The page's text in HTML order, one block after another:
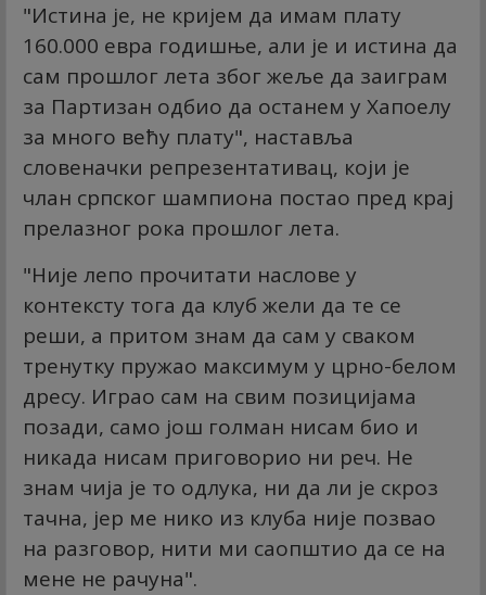
"Истина је, не кријем да имам плату
160.000 евра годишње, али је и истина да
сам прошлог лета због жеље да заиграм
за Партизан одбио да останем у Хапоелу
за много већу плату", наставља
словеначки репрезентативац, који је
члан српског шампиона постао пред крај
прелазног рока прошлог лета.
"Није лепо прочитати наслове у
контексту тога да клуб жели да те се
реши, а притом знам да сам у сваком
тренутку пружао максимум у црно-белом
дресу. Играо сам на свим позицијама
позади, само још голман нисам био и
никада нисам приговорио ни реч. Не
знам чија је то одлука, ни да ли је скроз
тачна, јер ме нико из клуба није позвао
на разговор, нити ми саопштио да се на
мене не рачуна".